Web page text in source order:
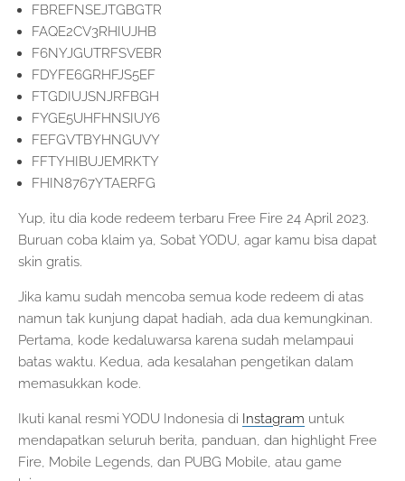
FBREFNSEJTGBGTR
FAQE2CV3RHIUJHB
F6NYJGUTRFSVEBR
FDYFE6GRHFJS5EF
FTGDIUJSNJRFBGH
FYGE5UHFHNSIUY6
FEFGVTBYHNGUVY
FFTYHIBUJEMRKTY
FHIN8767YTAERFG
Yup, itu dia kode redeem terbaru Free Fire 24 April 2023.
Buruan coba klaim ya, Sobat YODU, agar kamu bisa dapat
skin gratis.
Jika kamu sudah mencoba semua kode redeem di atas
namun tak kunjung dapat hadiah, ada dua kemungkinan.
Pertama, kode kedaluwarsa karena sudah melampaui
batas waktu. Kedua, ada kesalahan pengetikan dalam
memasukkan kode.
Ikuti kanal resmi YODU Indonesia di Instagram untuk
mendapatkan seluruh berita, panduan, dan highlight Free
Fire, Mobile Legends, dan PUBG Mobile, atau game